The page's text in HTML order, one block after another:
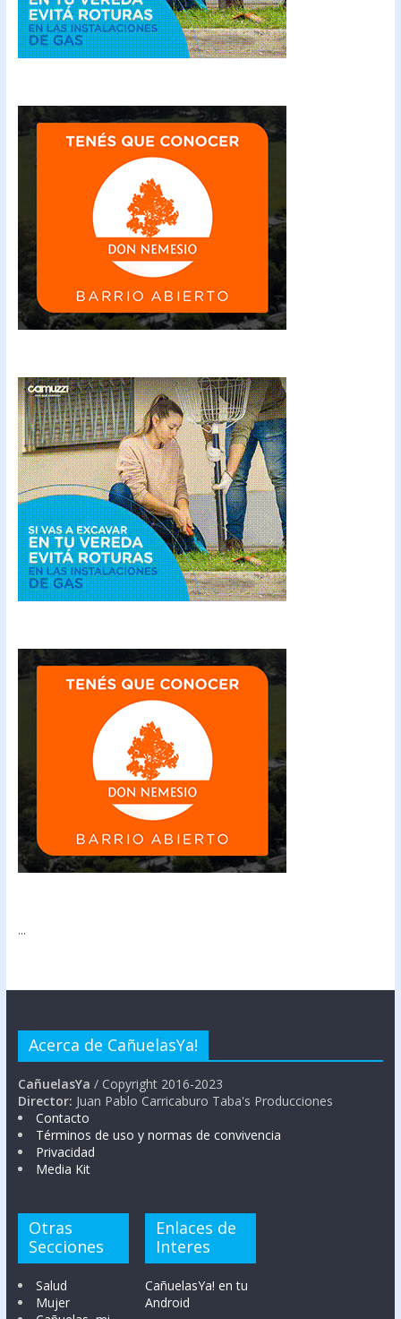
...
Acerca de CañuelasYa!
CañuelasYa / Copyright 2016-2023
Director: Juan Pablo Carricaburo Taba's Producciones
Contacto
Términos de uso y normas de convivencia
Privacidad
Media Kit
Otras
Secciones
Salud
Mujer
Enlaces de
Interes
CañuelasYa! en tu
Android